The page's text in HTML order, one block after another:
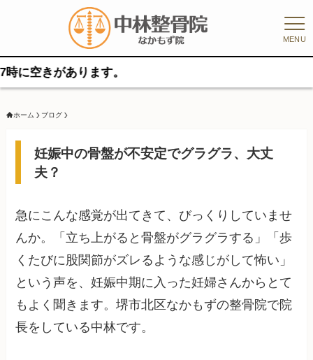
MENU
あります。
ホーム ブログ
妊娠中の骨盤が不安定でグラグラ、大丈
夫？
急にこんな感覚が出てきて、びっくりしていませ
んか。「立ち上がると骨盤がグラグラする」「歩
くたびに股関節がズレるような感じがして怖い」
という声を、妊娠中期に入った妊婦さんからとて
もよく聞きます。堺市北区なかもずの整骨院で院
長をしている中林です。